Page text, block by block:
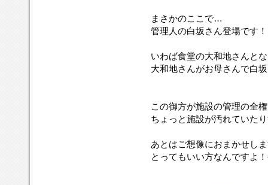
まさかのここで…
管理人の白坂さん登場です
いわば食堂の大和地さんと
大和地さんがお母さんで白
この御方が施設の管理の全
ちょっと施設が汚れていた
あとはご想像におまかせし
とってもいい方なんですよ